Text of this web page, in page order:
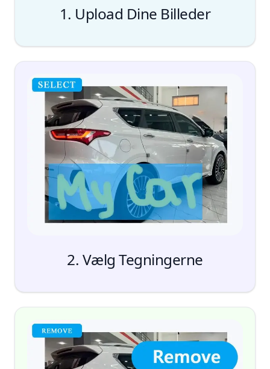
1. Upload Dine Billeder
Add Files
træk
og slip
2. Vælg Tegningerne